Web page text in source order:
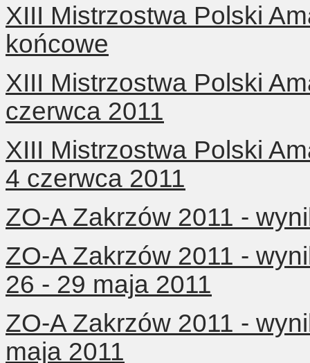
XIII Mistrzostwa Polski
końcowe
XIII Mistrzostwa Polski
czerwca 2011
XIII Mistrzostwa Polski
4 czerwca 2011
ZO-A Zakrzów 2011 -
ZO-A Zakrzów 2011 -
26 - 29 maja 2011
ZO-A Zakrzów 2011 -
maja 2011